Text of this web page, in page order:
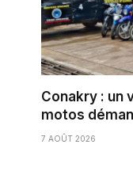
Conakry : un
motos
7 AOÛT 2026